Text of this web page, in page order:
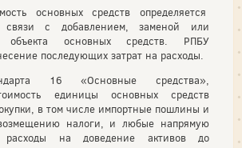
основных средств определяется
с добавлением, заменой или
объекта основных средств. РПБУ
последующих затрат на расходы.
16 «Основные средства»,
единицы основных средств
в том числе импортные пошлины и
налоги, и любые напрямую
расходы на доведение активов до